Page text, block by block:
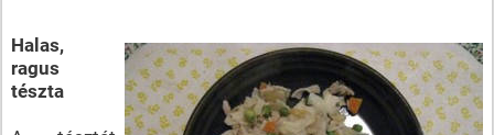
Halas,
ragus
tészta